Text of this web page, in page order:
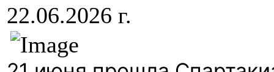
22.06.2026 г.